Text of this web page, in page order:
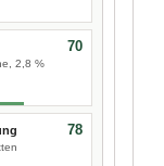
2,8 %
70
78